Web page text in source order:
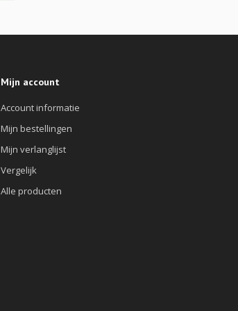
Mijn account
Account informatie
Mijn bestellingen
Mijn verlanglijst
Vergelijk
Alle producten